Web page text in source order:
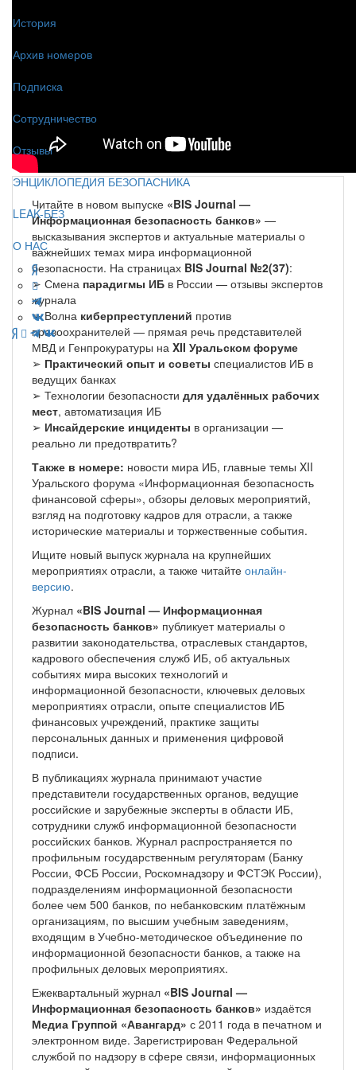
История
Архив номеров
Подписка
Сотрудничество
Отзывы
ЭНЦИКЛОПЕДИЯ БЕЗОПАСНИКА
LEAK-БЕЗ
О НАС
Читайте в новом выпуске «BIS Journal —
Информационная безопасность банков» —
высказывания экспертов и актуальные материалы о
важнейших темах мира информационной
безопасности. На страницах BIS Journal №2(37):
➢ Смена парадигмы ИБ в России — отзывы экспертов
журнала
➢ Волна киберпреступлений против
правоохранителей — прямая речь представителей
МВД и Генпрокуратуры на XII Уральском форуме
➢ Практический опыт и советы специалистов ИБ в
ведущих банках
➢ Технологии безопасности для удалённых рабочих
мест, автоматизация ИБ
➢ Инсайдерские инциденты в организации —
реально ли предотвратить?
Также в номере: новости мира ИБ, главные темы XII
Уральского форума «Информационная безопасность
финансовой сферы», обзоры деловых мероприятий,
взгляд на подготовку кадров для отрасли, а также
исторические материалы и торжественные события.
Ищите новый выпуск журнала на крупнейших
мероприятиях отрасли, а также читайте онлайн-
версию.
Журнал «BIS Journal — Информационная
безопасность банков» публикует материалы о
развитии законодательства, отраслевых стандартов,
кадрового обеспечения служб ИБ, об актуальных
событиях мира высоких технологий и
информационной безопасности, ключевых деловых
мероприятиях отрасли, опыте специалистов ИБ
финансовых учреждений, практике защиты
персональных данных и применения цифровой
подписи.
В публикациях журнала принимают участие
представители государственных органов, ведущие
российские и зарубежные эксперты в области ИБ,
сотрудники служб информационной безопасности
российских банков. Журнал распространяется по
профильным государственным регуляторам (Банку
России, ФСБ России, Роскомнадзору и ФСТЭК России),
подразделениям информационной безопасности
более чем 500 банков, по небанковским платёжным
организациям, по высшим учебным заведениям,
входящим в Учебно-методическое объединение по
информационной безопасности банков, а также на
профильных деловых мероприятиях.
Ежеквартальный журнал «BIS Journal —
Информационная безопасность банков» издаётся
Медиа Группой «Авангард» с 2011 года в печатном и
электронном виде. Зарегистрирован Федеральной
службой по надзору в сфере связи, информационных